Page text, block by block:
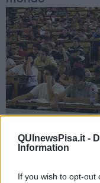
QUInewsPisa.it -
Information
If you wish to opt-out
Ci sono 36 università